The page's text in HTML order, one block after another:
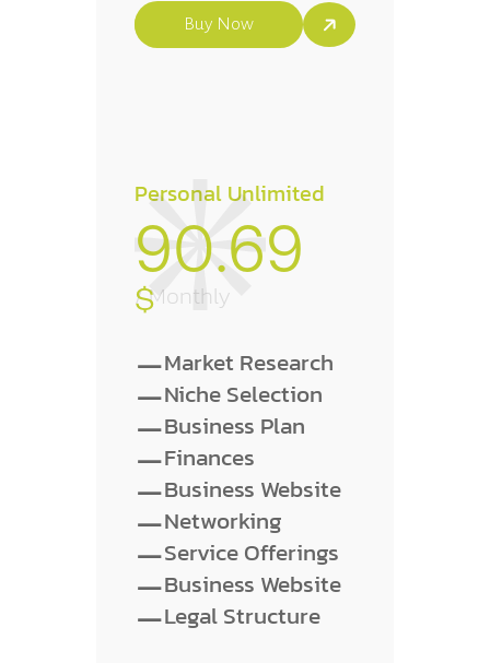
Buy Now
Personal Unlimited
90.69
$
/ Monthly
-Market Research
-Niche Selection
-Business Plan
-Finances
-Business Website
-Networking
-Service Offerings
-Business Website
-Legal Structure